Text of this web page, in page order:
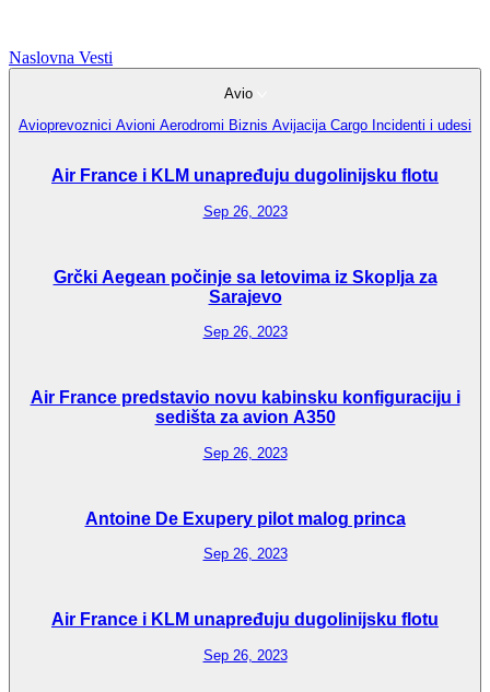
Naslovna Vesti
Avio
Avioprevoznici Avioni Aerodromi Biznis Avijacija Cargo Incidenti i udesi
Air France i KLM unapređuju dugolinijsku flotu
Sep 26, 2023
Grčki Aegean počinje sa letovima iz Skoplja za
Sarajevo
Sep 26, 2023
Air France predstavio novu kabinsku konfiguraciju i
sedišta za avion A350
Sep 26, 2023
Antoine De Exupery pilot malog princa
Sep 26, 2023
Air France i KLM unapređuju dugolinijsku flotu
Sep 26, 2023